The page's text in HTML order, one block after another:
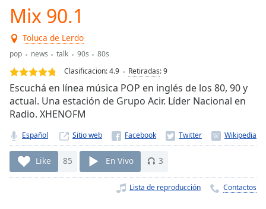
Current
Time
0:00
Duration-:-
Loaded:
0.00%
Stream
TypeLIVE
Seek to
currently
behind
liveLIVE
Remaining
Time-
Mix 90.1
Toluca de Lerdo
pop news talk 90s
80s
Clasificacion:4.9 Retiradas:9
Escuchá en línea música POP en inglés de los 80, 90 y
actual. Una estación de Grupo Acir. Líder Nacional en
Radio. XHENOFM
Español Sitio web
Like 85 En Vivo 3
Lista de reproducción Contactos